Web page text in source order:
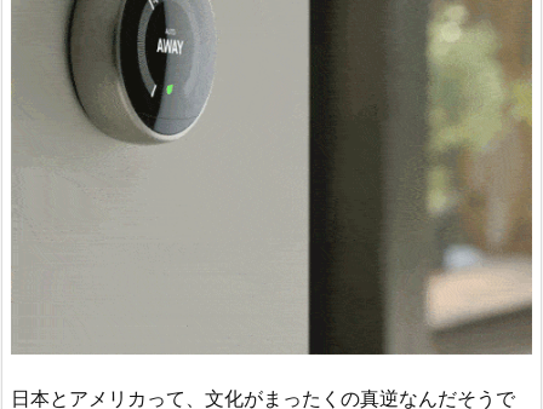
日本とアメリカって、文化がまったくの真逆なんだそうで